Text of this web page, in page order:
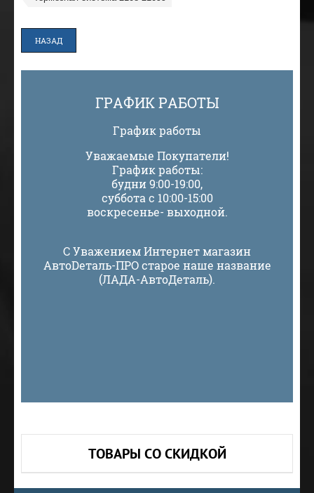
НАЗАД
ГРАФИК РАБОТЫ
График работы
Уважаемые Покупатели!
График работы:
будни 9:00-19:00,
суббота с 10:00-15:00
воскресенье- выходной.
С Уважением Интернет магазин
АвтоDеталь-ПРО старое наше название
(ЛАДА-АвтоДеталь).
ТОВАРЫ СО СКИДКОЙ